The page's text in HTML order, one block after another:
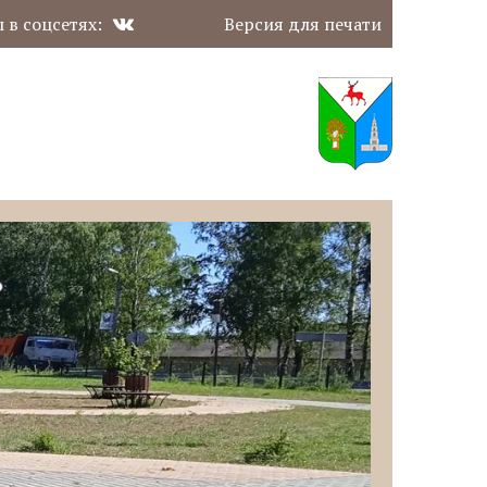
соцсетях: Версия для печати